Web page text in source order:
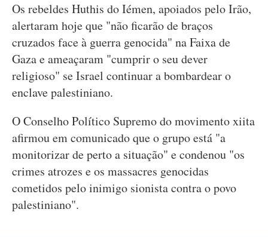
Os rebeldes Huthis do Iémen, apoiados pelo Irão,
alertaram hoje que "não ficarão de braços
cruzados face à guerra genocida" na Faixa de
Gaza e ameaçaram "cumprir o seu dever
religioso" se Israel continuar a bombardear o
enclave palestiniano.
O Conselho Político Supremo do movimento xiita
afirmou em comunicado que o grupo está "a
monitorizar de perto a situação" e condenou "os
crimes atrozes e os massacres genocidas
cometidos pelo inimigo sionista contra o povo
palestiniano".